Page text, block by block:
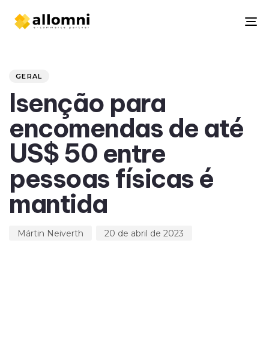
GERAL
Isenção para
encomendas de até
US$ 50 entre
pessoas físicas é
mantida
Mártin Neiverth 20 de abril de 2023